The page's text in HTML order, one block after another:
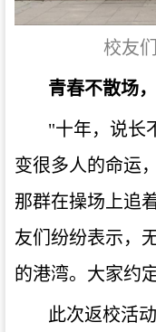
校友
青春不散场
"十年，说长
变很多人的命运
那群在操场上追
友们纷纷表示，
的港湾。大家约
此次返校活